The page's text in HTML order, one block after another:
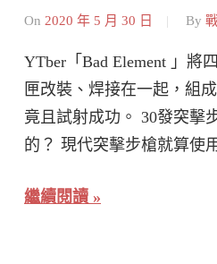
On 2020 年 5 月 30 日 By
YTber「Bad Element 」將
匣改裝、焊接在一起，組
竟且試射成功。 30發突擊
的？ 現代突擊步槍就算使
繼續閱讀